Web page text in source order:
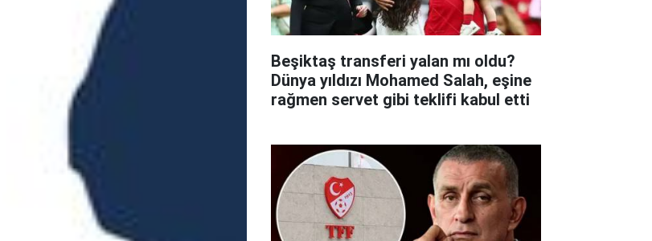
Beşiktaş transferi yalan mı oldu?
Dünya yıldızı Mohamed Salah, eşine
rağmen servet gibi teklifi kabul etti